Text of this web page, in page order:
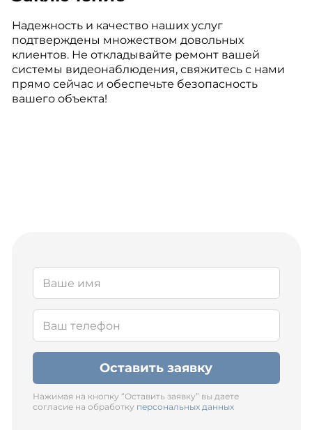
Надежность и качество наших услуг
подтверждены множеством довольных
клиентов. Не откладывайте ремонт вашей
системы видеонаблюдения, свяжитесь с нами
прямо сейчас и обеспечьте безопасность
вашего объекта!
Оставить заявку
Нажимая на кнопку “Оставить заявку” вы даете
согласие на обработку персональных данных